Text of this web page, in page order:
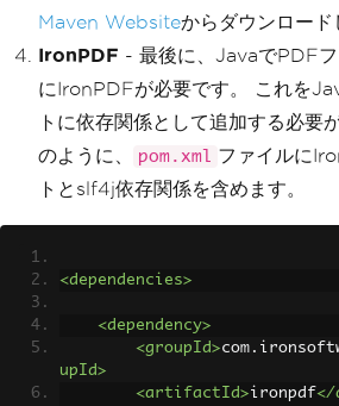
Maven Websiteからダウンロード
IronPDF - 最後に、JavaでPDF
にIronPDFが必要です。 これを
トに依存関係として追加する必要
のように、
pom.xml
ファイルに
トとslf4j依存関係を含めます。
<dependencies>
<dependency>
<groupId>
upId>
<artifactId>ironpdf